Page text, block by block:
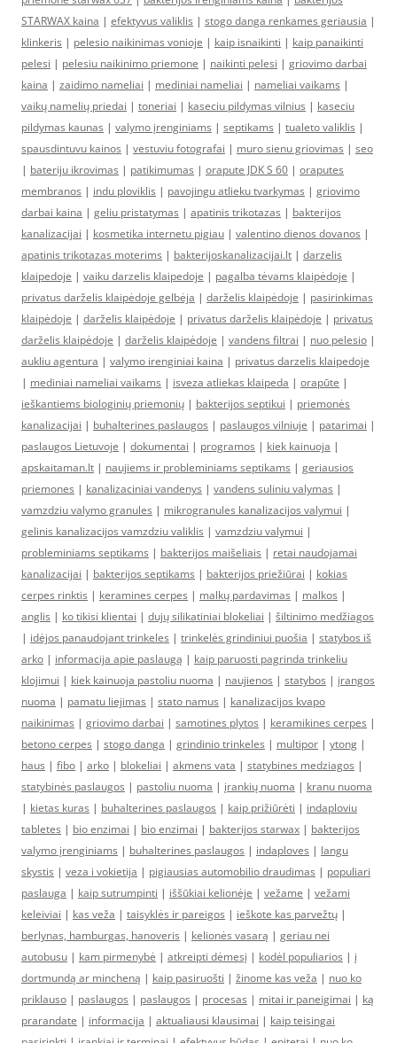
STARWAX kaina | efektyvus valiklis | stogo danga renkames geriausia |
klinkeris | pelesio naikinimas vonioje | kaip isnaikinti | kaip panaikinti
pelesi | pelesiu naikinimo priemone | naikinti pelesi | griovimo darbai
kaina | zaidimo nameliai | mediniai nameliai | nameliai vaikams |
vaikų namelių priedai | toneriai | kaseciu pildymas vilnius | kaseciu
pildymas kaunas | valymo įrenginiams | septikams | tualeto valiklis |
spausdintuvu kainos | vestuviu fotografai | muro sienu griovimas | seo
| bateriju ikrovimas | patikimumas | orapute JDK S 60 | oraputes
membranos | indu ploviklis | pavojingu atlieku tvarkymas | griovimo
darbai kaina | geliu pristatymas | apatinis trikotazas | bakterijos
kanalizacijai | kosmetika internetu pigiau | valentino dienos dovanos |
apatinis trikotazas moterims | bakterijoskanalizacijai.lt | darzelis
klaipedoje | vaiku darzelis klaipedoje | pagalba tėvams klaipėdoje |
privatus darželis klaipėdoje gelbėja | darželis klaipėdoje | pasirinkimas
klaipėdoje | darželis klaipėdoje | privatus darželis klaipėdoje | privatus
darželis klaipėdoje | darželis klaipėdoje | vandens filtrai | nuo pelesio |
aukliu agentura | valymo irenginiai kaina | privatus darzelis klaipedoje
| mediniai nameliai vaikams | isveza atliekas klaipeda | orapūte |
ieškantiems biologinių priemonių | bakterijos septikui | priemonės
kanalizacijai | buhalterines paslaugos | paslaugos vilniuje | patarimai |
paslaugos Lietuvoje | dokumentai | programos | kiek kainuoja |
apskaitaman.lt | naujiems ir probleminiams septikams | geriausios
priemones | kanalizaciniai vandenys | vandens suliniu valymas |
vamzdziu valymo granules | mikrogranules kanalizacijos valymui |
gelinis kanalizacijos vamzdziu valiklis | vamzdziu valymui |
probleminiams septikams | bakterijos maišeliais | retai naudojamai
kanalizacijai | bakterijos septikams | bakterijos priežiūrai | kokias
cerpes rinktis | keramines cerpes | malkų pardavimas | malkos |
anglis | ko tikisi klientai | dujų silikatiniai blokeliai | šiltinimo medžiagos
| idėjos panaudojant trinkeles | trinkelės grindiniui puošia | statybos iš
arko | informacija apie paslaugą | kaip paruosti pagrinda trinkeliu
klojimui | kiek kainuoja pastoliu nuoma | naujienos | statybos | įrangos
nuoma | pamatu liejimas | stato namus | kanalizacijos kvapo
naikinimas | griovimo darbai | samotines plytos | keramikines cerpes |
betono cerpes | stogo danga | grindinio trinkeles | multipor | ytong |
haus | fibo | arko | blokeliai | akmens vata | statybines medziagos |
statybinės paslaugos | pastoliu nuoma | įrankių nuoma | kranu nuoma
| kietas kuras | buhalterines paslaugos | kaip prižiūrėti | indaploviu
tabletes | bio enzimai | bio enzimai | bakterijos starwax | bakterijos
valymo įrenginiams | buhalterines paslaugos | indaploves | langu
skystis | veza i vokietija | pigiausias automobilio draudimas | populiari
paslauga | kaip sutrumpinti | iššūkiai kelionėje | vežame | vežami
keleiviai | kas veža | taisyklės ir pareigos | ieškote kas parvežtų |
berlynas, hamburgas, hanoveris | kelionės vasarą | geriau nei
autobusu | kam pirmenybė | atkreipti dėmesį | kodėl populiarios | į
dortmundą ar mincheną | kaip pasiruošti | žinome kas veža | nuo ko
priklauso | paslaugos | paslaugos | procesas | mitai ir paneigimai | ką
prarandate | informacija | aktualiausi klausimai | kaip teisingai